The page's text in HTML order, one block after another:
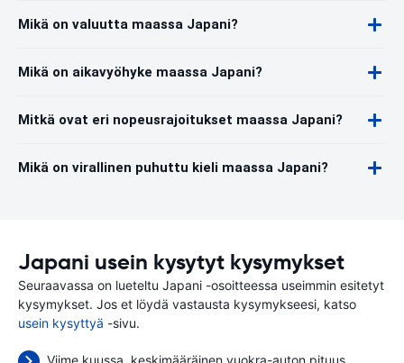
Mikä on valuutta maassa Japani?
Mikä on aikavyöhyke maassa Japani?
Mitkä ovat eri nopeusrajoitukset maassa Japani?
Mikä on virallinen puhuttu kieli maassa Japani?
Japani usein kysytyt kysymykset
Seuraavassa on lueteltu Japani -osoitteessa useimmin esitetyt
kysymykset. Jos et löydä vastausta kysymykseesi, katso
usein kysyttyä -sivu.
Viime kuussa, keskimääräinen vuokra-auton pituus